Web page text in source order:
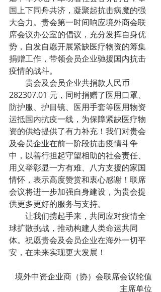
国上下同舟共济，凝聚起抗击病魔的强
大合力。贵会第一时间响应境外商会联
席会议办公室的倡议，充分发挥自身优
势，自发自愿开展紧缺医疗物资的筹集
捐赠工作，带领会员企业驰援国内抗击
疫情的战斗。
282307.01 元，同时捐赠了医用口罩、
防护服、护目镜、医用手套等医用物资
运抵国内抗疫一线，为保障紧缺医疗物
资的供给提供了有力补充！我们对贵会
及会员企业在前一阶段抗击疫情斗争
中，以善行担起守望相助的社会责任、
用义举彰显一方有难、八方支援的家国
情怀，表示高度赞赏和衷心感谢！联席
会议将进一步加强自身建设，为贵会提
供更多更好的服务与支持。
球扩散挑战，推动构建人类命运共同
体。祝愿贵会及会员企业在海外一切平
安，在未来实现更大发展！
境外中资企业商（协）会联席会议轮值
主席单位